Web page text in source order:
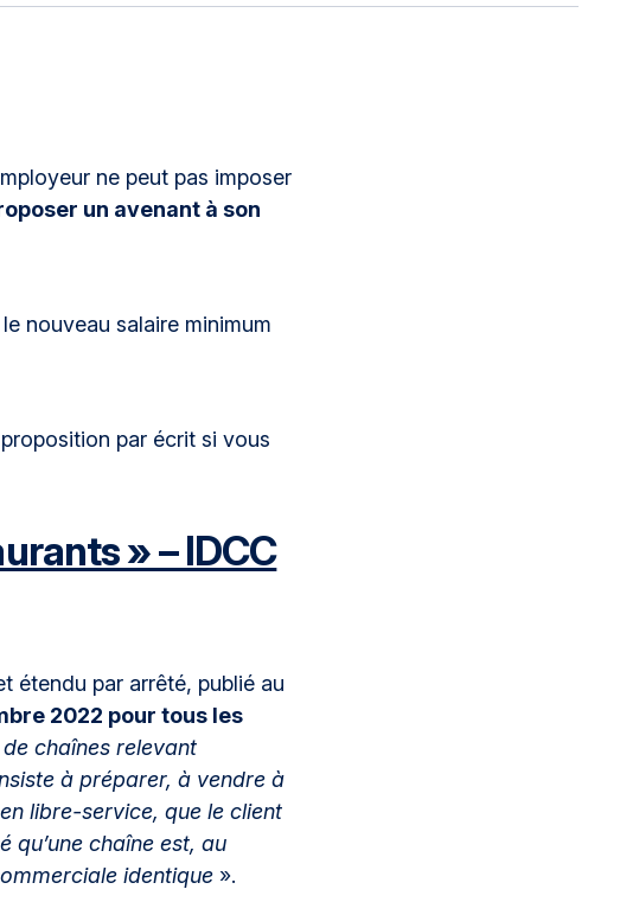
ne peut pas imposer
un avenant à son
nouveau salaire minimum
par écrit si vous
» – IDCC
étendu par arrêté, publié au
2022 pour tous les
chaînes relevant
à préparer, à vendre à
libre-service, que le client
chaîne est, au
identique ».